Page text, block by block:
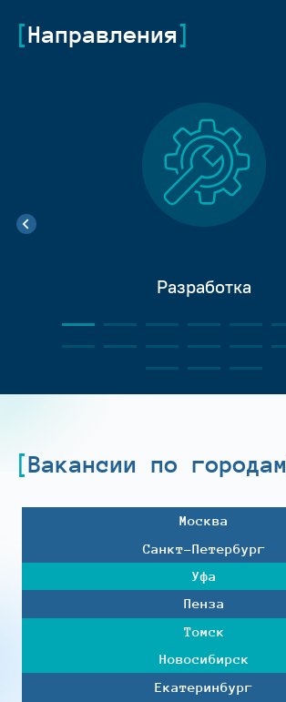
Направления
Разработка
Вакансии по городам
Москва
Санкт-Петербург
Уфа
Пенза
Томск
Новосибирск
Екатеринбург